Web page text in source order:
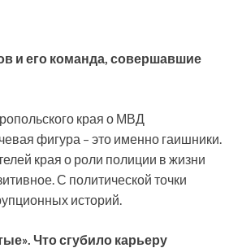
и его команда, совершавшие
края о МВД
фигура – это именно гаишники.
края о роли полиции в жизни
С политической точки
историй.
Что сгубило карьеру